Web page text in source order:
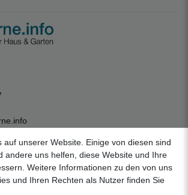
auf unserer Website. Einige von diesen sind
andere uns helfen, diese Website und Ihre
Weitere Informationen zu den von uns
und Ihren Rechten als Nutzer finden Sie